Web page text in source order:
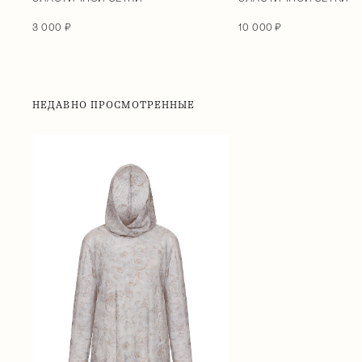
3 000 ₽ 10 000 ₽
НЕДАВНО ПРОСМОТРЕННЫЕ